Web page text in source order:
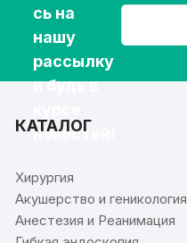
сь на
нашу
рассылку
и будь в
новостей!
КАТАЛОГ
Хирургия
Акушерство и геникология
Анестезия и Реанимация